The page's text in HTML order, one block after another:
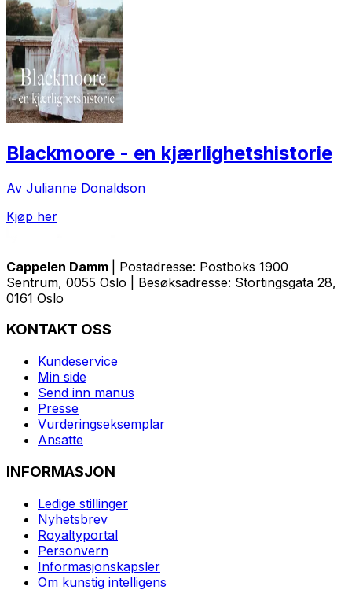
Blackmoore - en kjærlighetshistorie
Av Julianne Donaldson
Kjøp her
Cappelen Damm
| Postadresse: Postboks 1900
Sentrum, 0055 Oslo | Besøksadresse: Stortingsgata 28,
0161 Oslo
KONTAKT OSS
Kundeservice
Min side
Send inn manus
Presse
Vurderingseksemplar
Ansatte
INFORMASJON
Ledige stillinger
Nyhetsbrev
Royaltyportal
Personvern
Informasjonskapsler
Om kunstig intelligens